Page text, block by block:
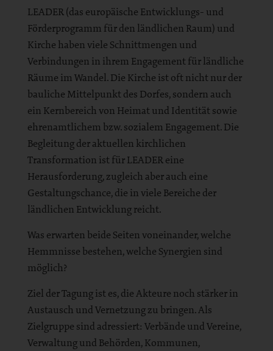
LEADER (das europäische Entwicklungs- und
Förderprogramm für den ländlichen Raum) und
Kirche haben viele Schnittmengen und
Verbindungen in ihrem Engagement für ländliche
Räume im Wandel. Die Kirche ist oft nicht nur der
bauliche Mittelpunkt des Dorfes, sondern auch
ein Kernbereich von Heimat und Identität sowie
ehrenamtlichem bzw. sozialem Engagement. Die
Begleitung der aktuellen kirchlichen
Transformation ist für LEADER eine
Herausforderung, zugleich aber auch eine
Gestaltungschance, die in viele Bereiche der
ländlichen Entwicklung reicht.
Was erwarten beide Seiten voneinander, welche
Hemmnisse bestehen, welche Synergien sind
möglich?
Ziel der Tagung ist es, die Akteure noch stärker in
Austausch und Vernetzung zu bringen. Als
Zielgruppe sind adressiert: Verbände und Vereine,
Verwaltung und Behörden, Kommunen,